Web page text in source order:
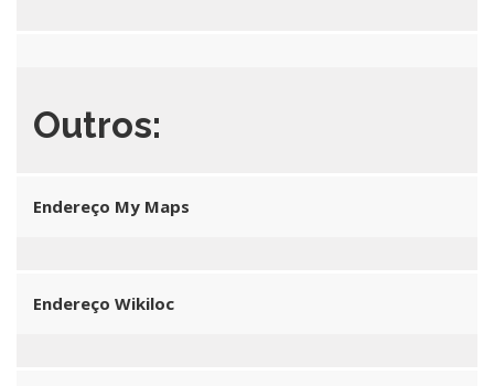
Outros:
Endereço My Maps
Endereço Wikiloc